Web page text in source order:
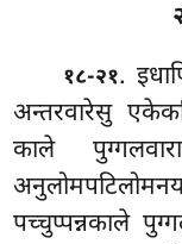
१८-२१.
अन्तरवारेसु
काले
पच्चुप्पन्नकाले